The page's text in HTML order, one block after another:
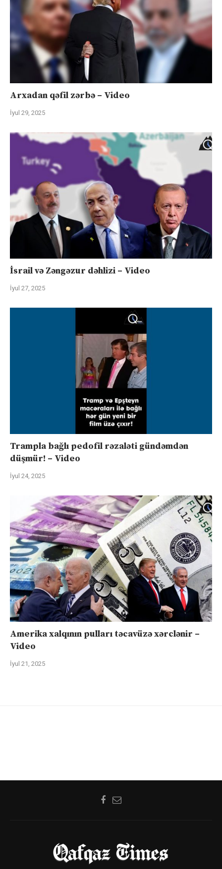
Arxadan qəfil zərbə – Video
İyul 29, 2025
İsrail və Zəngəzur dəhlizi – Video
İyul 27, 2025
Trampla bağlı pedofil rəzaləti gündəmdən
düşmür! – Video
İyul 24, 2025
Amerika xalqının pulları təcavüzə xərclənir –
Video
İyul 21, 2025